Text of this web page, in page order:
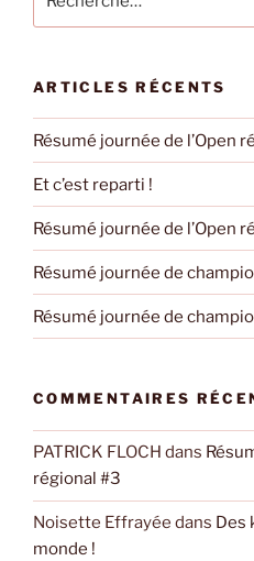
pour
ARTICLES RÉCENTS
Résumé journée de l’Open
Et c’est reparti !
Résumé journée de l’Open
Résumé journée de
Résumé journée de
COMMENTAIRES
PATRICK FLOCH dans
régional #3
Noisette Effrayée dans Des
monde !